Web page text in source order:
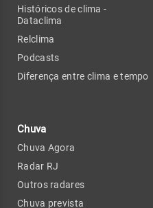
Históricos de clima -
Dataclima
Relclima
Podcasts
Diferença entre clima e tempo
Chuva
Chuva Agora
Radar RJ
Outros radares
Chuva prevista